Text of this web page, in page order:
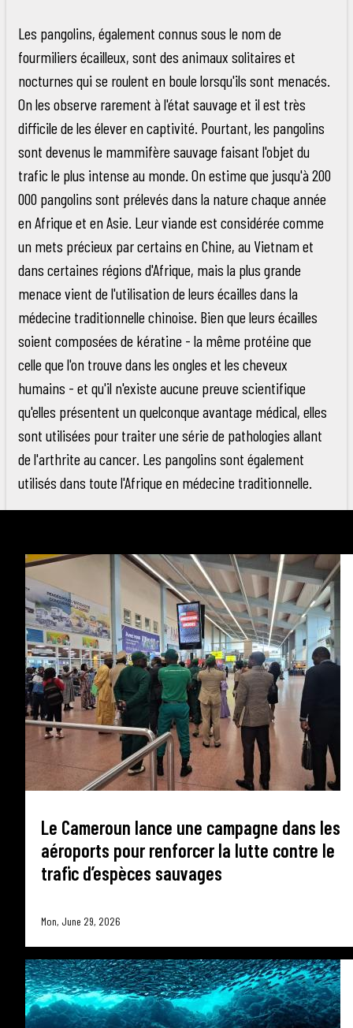
Les pangolins, également connus sous le nom de
fourmiliers écailleux, sont des animaux solitaires et
nocturnes qui se roulent en boule lorsqu'ils sont menacés.
On les observe rarement à l'état sauvage et il est très
difficile de les élever en captivité. Pourtant, les pangolins
sont devenus le mammifère sauvage faisant l'objet du
trafic le plus intense au monde. On estime que jusqu'à 200
000 pangolins sont prélevés dans la nature chaque année
en Afrique et en Asie. Leur viande est considérée comme
un mets précieux par certains en Chine, au Vietnam et
dans certaines régions d'Afrique, mais la plus grande
menace vient de l'utilisation de leurs écailles dans la
médecine traditionnelle chinoise. Bien que leurs écailles
soient composées de kératine - la même protéine que
celle que l'on trouve dans les ongles et les cheveux
humains - et qu'il n'existe aucune preuve scientifique
qu'elles présentent un quelconque avantage médical, elles
sont utilisées pour traiter une série de pathologies allant
de l'arthrite au cancer. Les pangolins sont également
utilisés dans toute l'Afrique en médecine traditionnelle.
Le Cameroun lance une campagne dans les
aéroports pour renforcer la lutte contre le
trafic d’espèces sauvages
Mon, June 29, 2026